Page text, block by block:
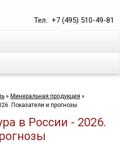
Тел.: +7 (495) 510-49-81
» Минеральная продукция »
Показатели и прогнозы
в России - 2026.